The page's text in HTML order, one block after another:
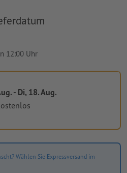
12:00 Uhr
- Di, 18. Aug.
Wählen Sie Expressversand im